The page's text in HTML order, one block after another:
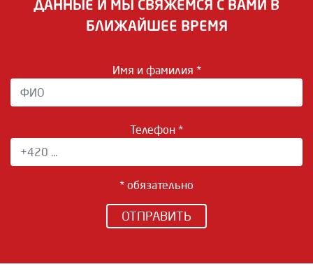
ДАННЫЕ И МЫ СВЯЖЕМСЯ С ВАМИ В
БЛИЖАЙШЕЕ ВРЕМЯ
Имя и фамилия *
Телефон *
* обязательно
ОТПРАВИТЬ